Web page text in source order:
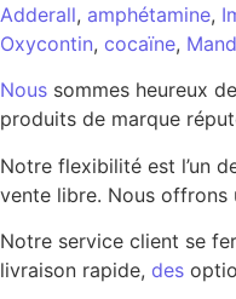
Adderall, amphétamine,
Oxycontin, cocaïne,
Nous sommes heureux
produits de marque
Notre flexibilité est l’un
vente libre. Nous offrons
Notre service client se
livraison rapide, des